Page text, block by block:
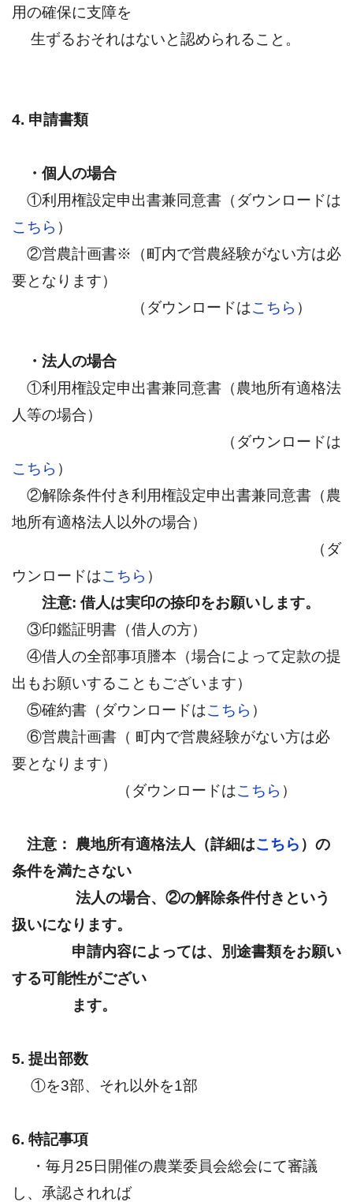
用の確保に支障を
生ずるおそれはないと認められること。
4. 申請書類
・個人の場合
①利用権設定申出書兼同意書（ダウンロードは
こちら ）
②営農計画書※（町内で営農経験がない方は必
要となります）
（ダウンロードはこちら ）
・法人の場合
①利用権設定申出書兼同意書（農地所有適格法
人等の場合）
（ダウンロードは
こちら ）
②解除条件付き利用権設定申出書兼同意書（農
地所有適格法人以外の場合）
（ダ
ウンロードはこちら ）
注意: 借人は実印の捺印をお願いします。
③印鑑証明書（借人の方）
④借人の全部事項謄本（場合によって定款の提
出もお願いすることもございます）
⑤確約書（ダウンロードはこちら ）
⑥営農計画書（ 町内で営農経験がない方は必
要となります）
（ダウンロードはこちら ）
注意： 農地所有適格法人（詳細はこちら ）の
条件を満たさない
法人の場合、②の解除条件付きという
扱いになります。
申請内容によっては、別途書類をお願い
する可能性がござい
ます。
5. 提出部数
①を3部、それ以外を1部
6. 特記事項
・毎月25日開催の農業委員会総会にて審議
し、承認されれば